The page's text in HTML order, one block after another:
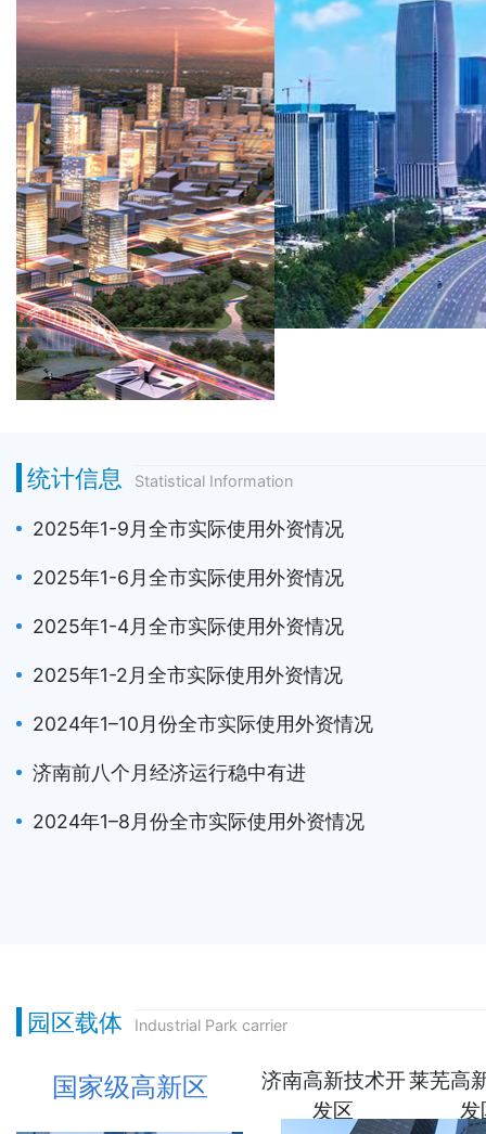
统计信息 Statistical Information
2025年1-9月全市实际使用外资情况
2025年1-6月全市实际使用外资情况
2025年1-4月全市实际使用外资情况
2025年1-2月全市实际使用外资情况
2024年1–10月份全市实际使用外资情况
济南前八个月经济运行稳中有进
2024年1–8月份全市实际使用外资情况
园区载体 Industrial Park carrier
国家级高新区
济南高新技术开
发区
莱芜高
发